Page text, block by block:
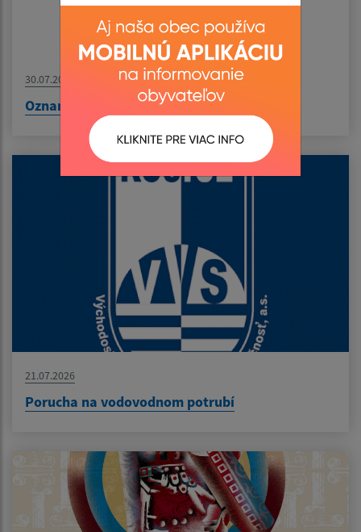
30.07.2026
Oznam - MUDr. Pirická
21.07.2026
Porucha na vodovodnom potrubí